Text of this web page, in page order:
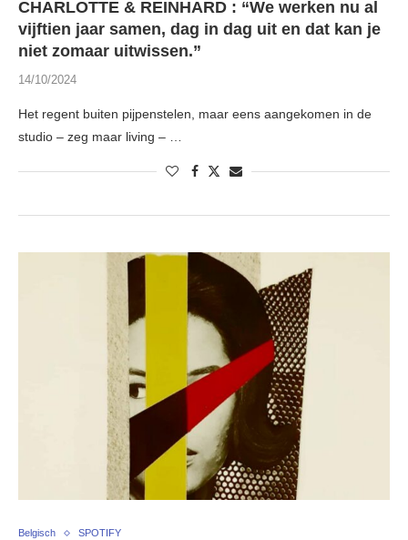
CHARLOTTE & REINHARD : “We werken nu al
vijftien jaar samen, dag in dag uit en dat kan je
niet zomaar uitwissen.”
14/10/2024
Het regent buiten pijpenstelen, maar eens aangekomen in de
studio – zeg maar living – …
Belgisch SPOTIFY